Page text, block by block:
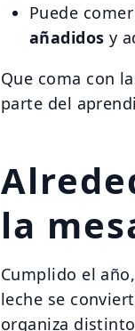
Puede
añadidos y
Que coma con
parte del
la
Cumplido el año,
leche se
organiza